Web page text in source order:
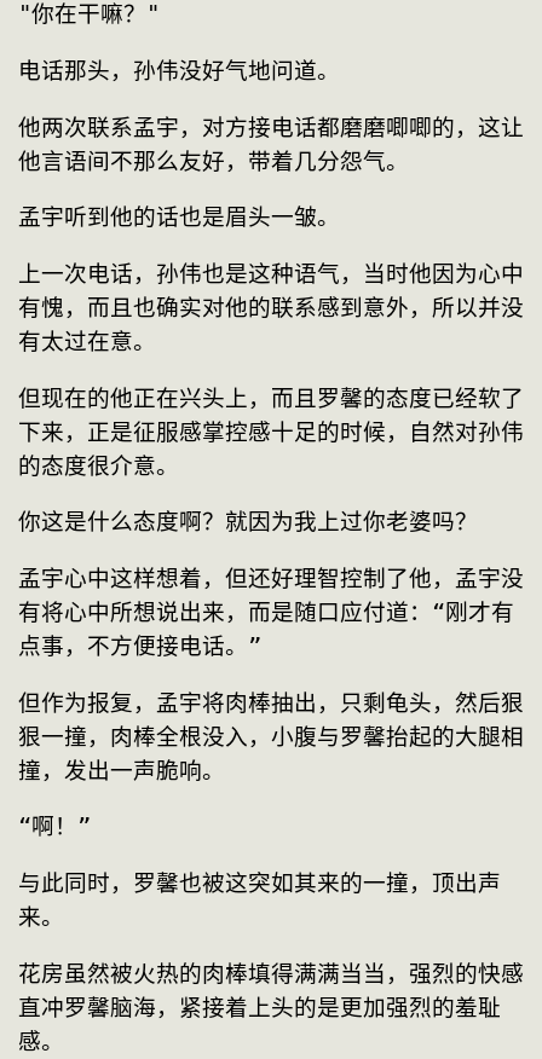
"你在干嘛？"
电话那头，孙伟没好气地问道。
他两次联系孟宇，对方接电话都磨磨唧唧的，这让
他言语间不那么友好，带着几分怨气。
孟宇听到他的话也是眉头一皱。
上一次电话，孙伟也是这种语气，当时他因为心中
有愧，而且也确实对他的联系感到意外，所以并没
有太过在意。
但现在的他正在兴头上，而且罗馨的态度已经软了
下来，正是征服感掌控感十足的时候，自然对孙伟
的态度很介意。
你这是什么态度啊？就因为我上过你老婆吗？
孟宇心中这样想着，但还好理智控制了他，孟宇没
有将心中所想说出来，而是随口应付道：“刚才有
点事，不方便接电话。”
但作为报复，孟宇将肉棒抽出，只剩龟头，然后狠
狠一撞，肉棒全根没入，小腹与罗馨抬起的大腿相
撞，发出一声脆响。
“啊！”
与此同时，罗馨也被这突如其来的一撞，顶出声
来。
花房虽然被火热的肉棒填得满满当当，强烈的快感
直冲罗馨脑海，紧接着上头的是更加强烈的羞耻
感。